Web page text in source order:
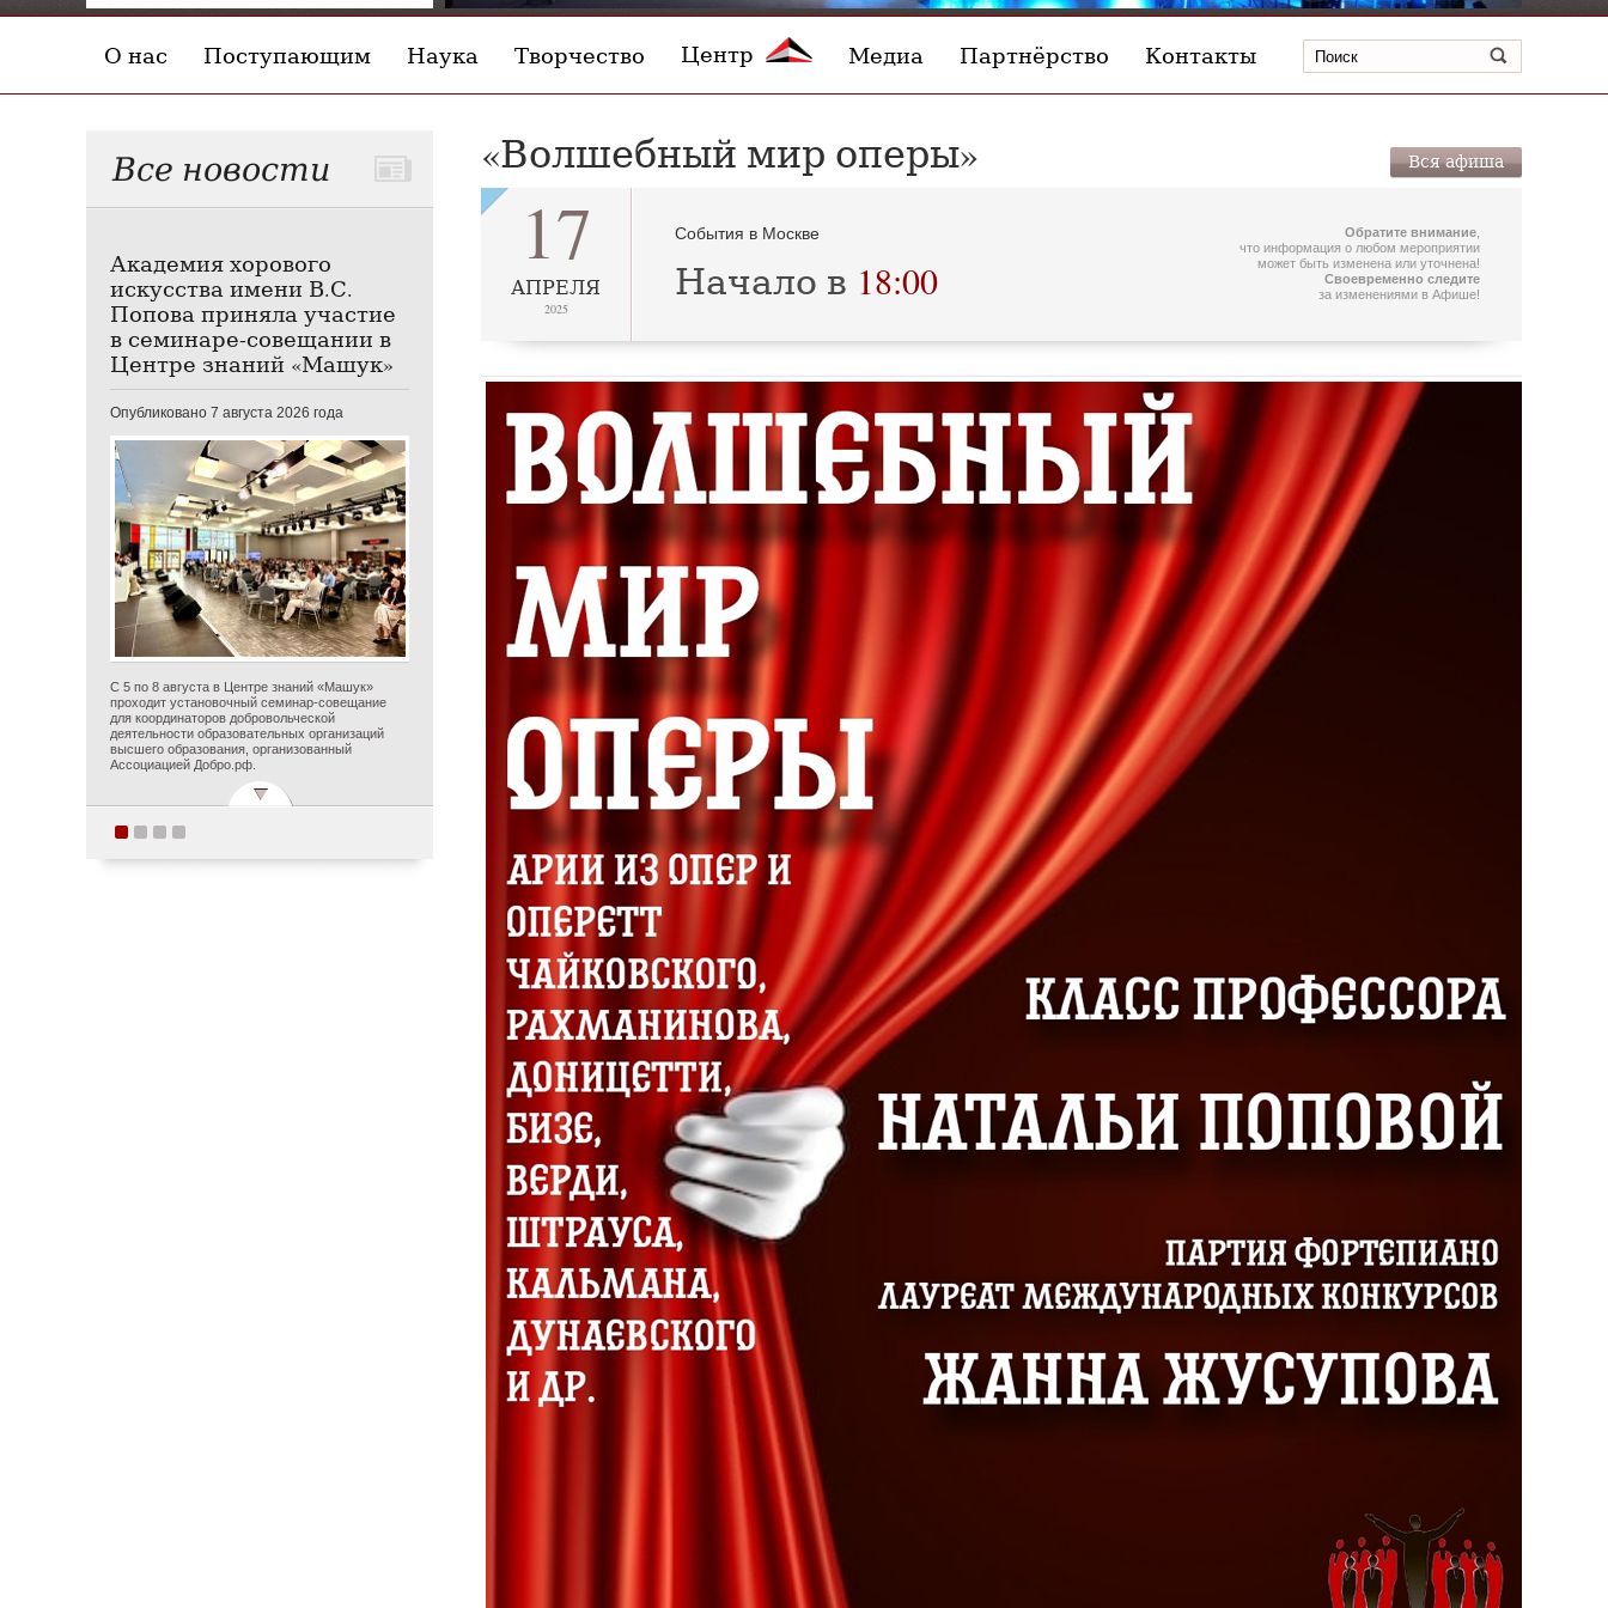
О нас Поступающим Наука Творчество Центр Медиа Партнёрство Контакты
Все новости
Академия хорового
искусства имени В.С.
Попова приняла участие
в семинаре-совещании в
Центре знаний «Машук»
Опубликовано 7 августа 2026 года
С 5 по 8 августа в Центре знаний «Машук»
проходит установочный семинар-совещание
для координаторов добровольческой
деятельности образовательных организаций
высшего образования, организованный
Ассоциацией Добро.рф.
Поздравляем с
«Волшебный мир оперы» Вся афиша
17
АПРЕЛЯ
2025
События в Москве
Начало в 18:00
Обратите внимание
что информация о любом мероприятии
может быть изменена или уточнена!
Своевременно следите
за изменениями в Афише!